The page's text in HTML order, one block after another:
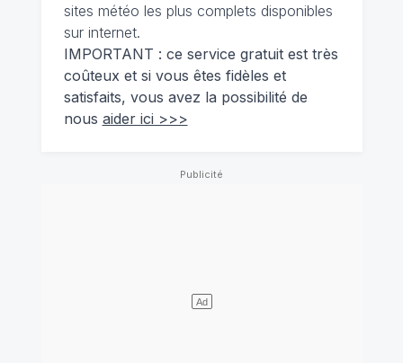
sites météo les plus complets disponibles
sur internet.
IMPORTANT : ce service gratuit est très
coûteux et si vous êtes fidèles et
satisfaits, vous avez la possibilité de
nous aider ici >>>